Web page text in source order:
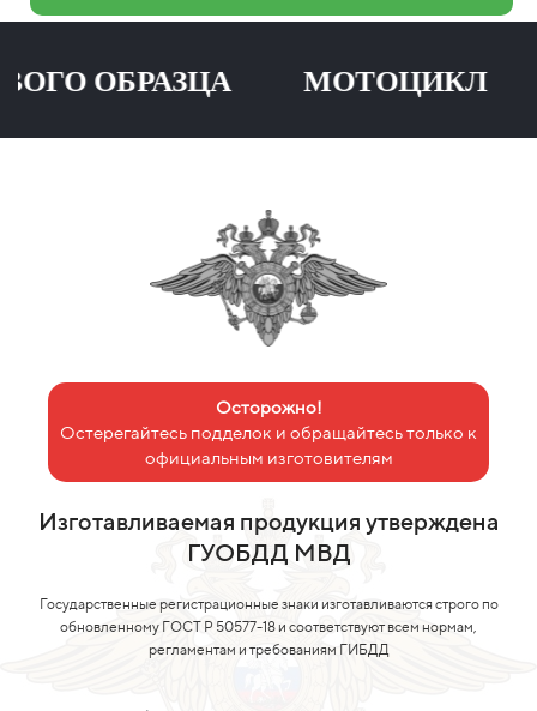
ОБРАЗЦА МОТОЦИКЛ
Осторожно!
Остерегайтесь подделок и обращайтесь только к
официальным изготовителям
Изготавливаемая продукция утверждена
ГУОБДД МВД
Государственные регистрационные знаки изготавливаются строго по
обновленному ГОСТ Р 50577-18 и соответствуют всем нормам,
регламентам и требованиям ГИБДД